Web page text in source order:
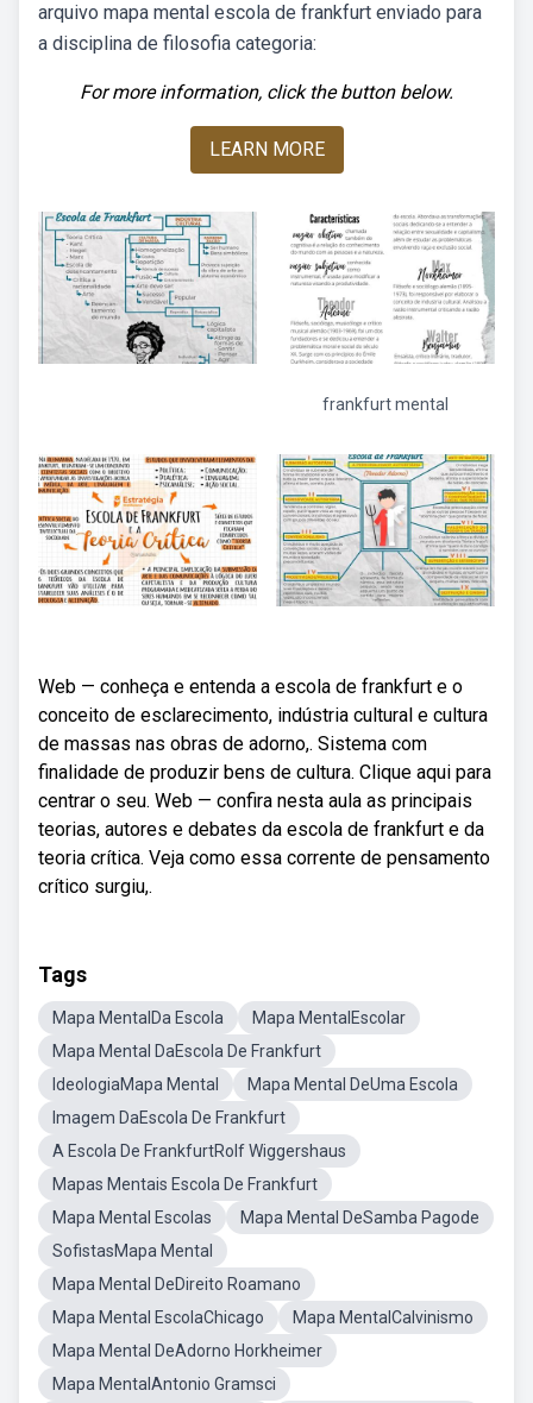
arquivo mapa mental escola de frankfurt enviado para
a disciplina de filosofia categoria:
For more information, click the button below.
LEARN MORE
frankfurt mental
Web — conheça e entenda a escola de frankfurt e o
conceito de esclarecimento, indústria cultural e cultura
de massas nas obras de adorno,. Sistema com
finalidade de produzir bens de cultura. Clique aqui para
centrar o seu. Web — confira nesta aula as principais
teorias, autores e debates da escola de frankfurt e da
teoria crítica. Veja como essa corrente de pensamento
crítico surgiu,.
Tags
Mapa MentalDa Escola
Mapa MentalEscolar
Mapa Mental DaEscola De Frankfurt
IdeologiaMapa Mental
Mapa Mental DeUma Escola
Imagem DaEscola De Frankfurt
A Escola De FrankfurtRolf Wiggershaus
Mapas Mentais Escola De Frankfurt
Mapa Mental Escolas
Mapa Mental DeSamba Pagode
SofistasMapa Mental
Mapa Mental DeDireito Roamano
Mapa Mental EscolaChicago
Mapa MentalCalvinismo
Mapa Mental DeAdorno Horkheimer
Mapa MentalAntonio Gramsci